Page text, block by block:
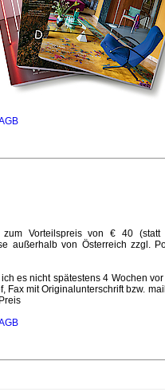
zum Vorteilspreis von € 40
außerhalb von Österreich zzgl.
es nicht spätestens 4 Wochen
Fax mit Originalunterschrift bzw.